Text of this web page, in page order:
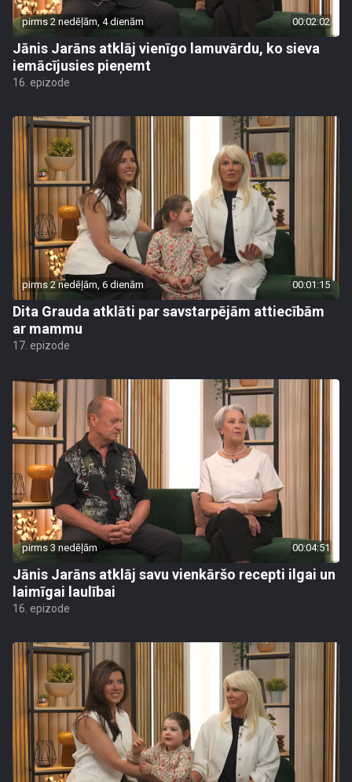
pirms 2 nedēļām, 4 dienām 00:02:02
Jānis Jarāns atklāj vienīgo lamuvārdu, ko sieva
iemācījusies pieņemt
16. epizode
pirms 2 nedēļām, 6 dienām 00:01:15
Dita Grauda atklāti par savstarpējām attiecībām
ar mammu
17. epizode
pirms 3 nedēļām 00:04:51
Jānis Jarāns atklāj savu vienkāršo recepti ilgai un
laimīgai laulībai
16. epizode